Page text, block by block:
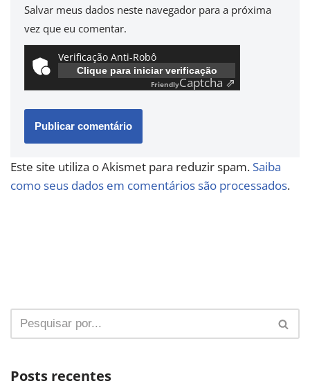
Salvar meus dados neste navegador para a próxima
vez que eu comentar.
Verificação Anti-Robô
Clique para iniciar verificação
FriendlyCaptcha ⇗
Este site utiliza o Akismet para reduzir spam. Saiba
como seus dados em comentários são processados.
Posts recentes